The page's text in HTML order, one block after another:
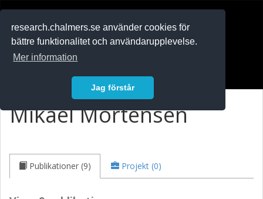
research.chalmers.se använder cookies för
bättre funktionalitet och användarupplevelse.
Mer information
Jag förstår
Mikael Mortensen
Publikationer (9) Projekt (0)